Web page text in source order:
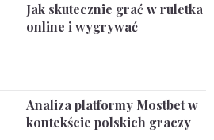
Jak skutecznie grać w ruletka
online i wygrywać
Analiza platformy Mostbet w
kontekście polskich graczy